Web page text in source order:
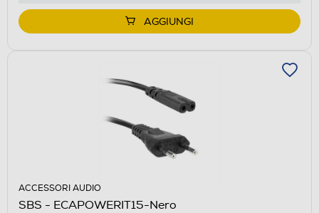
AGGIUNGI
ACCESSORI AUDIO
SBS - ECAPOWERIT15-Nero